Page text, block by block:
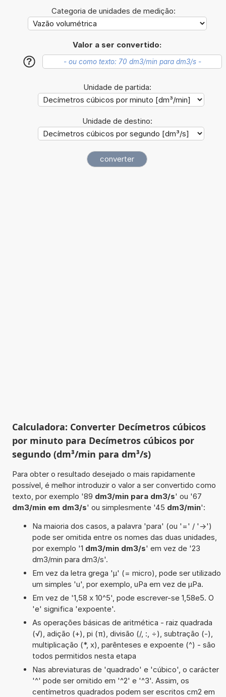
Categoria de unidades de medição:
Valor a ser convertido:
?
Unidade de partida:
Unidade de destino:
Calculadora: Converter Decímetros cúbicos
por minuto para Decímetros cúbicos por
segundo (dm³/min para dm³/s)
Para obter o resultado desejado o mais rapidamente
possível, é melhor introduzir o valor a ser convertido como
texto, por exemplo '89 dm3/min para dm3/s' ou '67
dm3/min em dm3/s' ou simplesmente '45 dm3/min':
Na maioria dos casos, a palavra 'para' (ou '=' / '->')
pode ser omitida entre os nomes das duas unidades,
por exemplo '1 dm3/min dm3/s' em vez de '23
dm3/min para dm3/s'.
Em vez da letra grega 'µ' (= micro), pode ser utilizado
um simples 'u', por exemplo, uPa em vez de µPa.
Em vez de '1,58 x 10^5', pode escrever-se 1,58e5. O
'e' significa 'expoente'.
As operações básicas de aritmética - raiz quadrada
(√), adição (+), pi (π), divisão (/, :, ÷), subtração (-),
multiplicação (*, x), parênteses e expoente (^) - são
todos permitidos nesta etapa
Nas abreviaturas de 'quadrado' e 'cúbico', o carácter
'^' pode ser omitido em '^2' e '^3'. Assim, os
centímetros quadrados podem ser escritos cm2 em